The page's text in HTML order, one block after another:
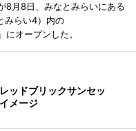
8月8日、みなとみらいにある
みらい4）内の
にオープンした。
ッドブリックサンセッ
メージ